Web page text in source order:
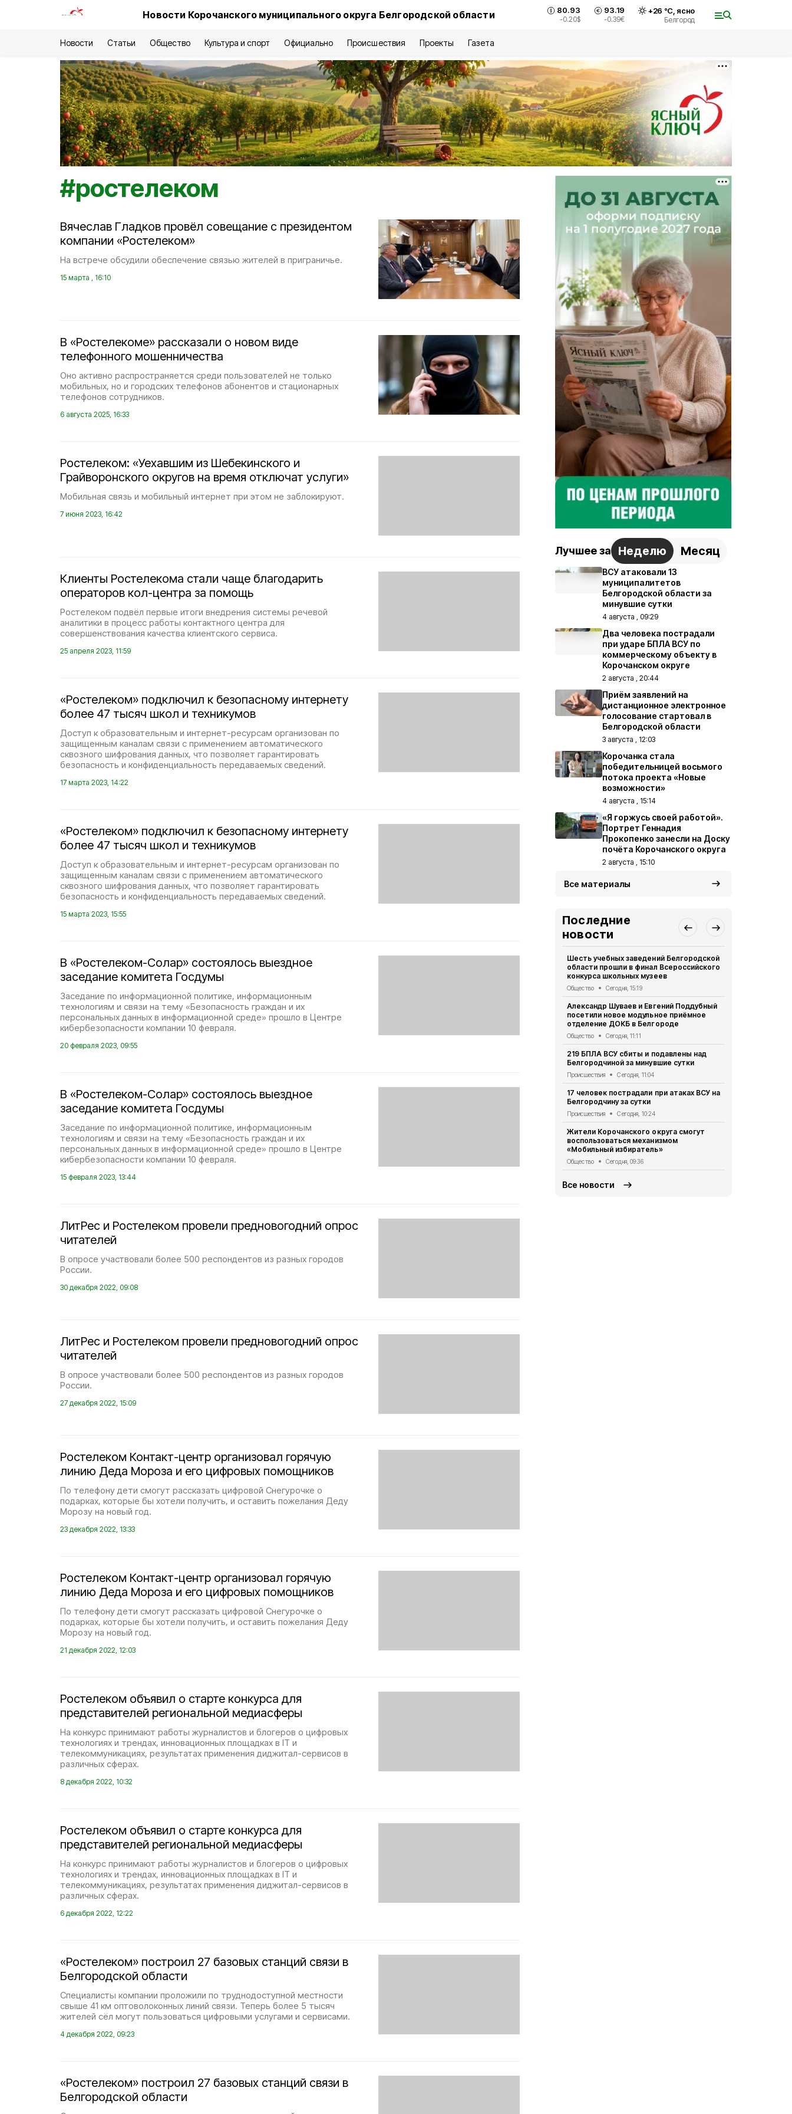
Новости Корочанского муниципального округа Белгородской области 80.93
-0.20$
93.19
-0.39€
+26 °С, ясно
Белгород
Новости Статьи Общество Культура и спорт Официально Происшествия Проекты Газета
#ростелеком
Вячеслав Гладков провёл совещание с президентом
компании «Ростелеком»
На встрече обсудили обеспечение связью жителей в приграничье.
15 марта , 16:10
В «Ростелекоме» рассказали о новом виде
телефонного мошенничества
Оно активно распространяется среди пользователей не только
мобильных, но и городских телефонов абонентов и стационарных
телефонов сотрудников.
6 августа 2025, 16:33
Ростелеком: «Уехавшим из Шебекинского и
Грайворонского округов на время отключат услуги»
Мобильная связь и мобильный интернет при этом не заблокируют.
7 июня 2023, 16:42
Клиенты Ростелекома стали чаще благодарить
операторов кол-центра за помощь
Ростелеком подвёл первые итоги внедрения системы речевой
аналитики в процесс работы контактного центра для
совершенствования качества клиентского сервиса.
25 апреля 2023, 11:59
«Ростелеком» подключил к безопасному интернету
более 47 тысяч школ и техникумов
Доступ к образовательным и интернет-ресурсам организован по
защищенным каналам связи с применением автоматического
сквозного шифрования данных, что позволяет гарантировать
безопасность и конфиденциальность передаваемых сведений.
17 марта 2023, 14:22
«Ростелеком» подключил к безопасному интернету
более 47 тысяч школ и техникумов
Доступ к образовательным и интернет-ресурсам организован по
защищенным каналам связи с применением автоматического
сквозного шифрования данных, что позволяет гарантировать
безопасность и конфиденциальность передаваемых сведений.
15 марта 2023, 15:55
В «Ростелеком-Солар» состоялось выездное
заседание комитета Госдумы
Заседание по информационной политике, информационным
технологиям и связи на тему «Безопасность граждан и их
персональных данных в информационной среде» прошло в Центре
кибербезопасности компании 10 февраля.
20 февраля 2023, 09:55
В «Ростелеком-Солар» состоялось выездное
заседание комитета Госдумы
Заседание по информационной политике, информационным
технологиям и связи на тему «Безопасность граждан и их
персональных данных в информационной среде» прошло в Центре
кибербезопасности компании 10 февраля.
15 февраля 2023, 13:44
ЛитРес и Ростелеком провели предновогодний опрос
читателей
В опросе участвовали более 500 респондентов из разных городов
России.
30 декабря 2022, 09:08
ЛитРес и Ростелеком провели предновогодний опрос
читателей
В опросе участвовали более 500 респондентов из разных городов
России.
27 декабря 2022, 15:09
Ростелеком Контакт-центр организовал горячую
линию Деда Мороза и его цифровых помощников
По телефону дети смогут рассказать цифровой Снегурочке о
подарках, которые бы хотели получить, и оставить пожелания Деду
Морозу на новый год.
23 декабря 2022, 13:33
Ростелеком Контакт-центр организовал горячую
линию Деда Мороза и его цифровых помощников
По телефону дети смогут рассказать цифровой Снегурочке о
подарках, которые бы хотели получить, и оставить пожелания Деду
Морозу на новый год.
21 декабря 2022, 12:03
Ростелеком объявил о старте конкурса для
представителей региональной медиасферы
На конкурс принимают работы журналистов и блогеров о цифровых
технологиях и трендах, инновационных площадках в IT и
телекоммуникациях, результатах применения диджитал-сервисов в
различных сферах.
8 декабря 2022, 10:32
Ростелеком объявил о старте конкурса для
представителей региональной медиасферы
На конкурс принимают работы журналистов и блогеров о цифровых
технологиях и трендах, инновационных площадках в IT и
телекоммуникациях, результатах применения диджитал-сервисов в
различных сферах.
6 декабря 2022, 12:22
«Ростелеком» построил 27 базовых станций связи в
Белгородской области
Специалисты компании проложили по труднодоступной местности
свыше 41 км оптоволоконных линий связи. Теперь более 5 тысяч
жителей сёл могут пользоваться цифровыми услугами и сервисами.
4 декабря 2022, 09:23
«Ростелеком» построил 27 базовых станций связи в
Белгородской области
Лучшее за Неделю Месяц
ВСУ атаковали 13
муниципалитетов
Белгородской области за
минувшие сутки
4 августа , 09:29
Два человека пострадали
при ударе БПЛА ВСУ по
коммерческому объекту в
Корочанском округе
2 августа , 20:44
Приём заявлений на
дистанционное электронное
голосование стартовал в
Белгородской области
3 августа , 12:03
Корочанка стала
победительницей восьмого
потока проекта «Новые
возможности»
4 августа , 15:14
«Я горжусь своей работой».
Портрет Геннадия
Прокопенко занесли на Доску
почёта Корочанского округа
2 августа , 15:10
Все материалы
Последние
новости
Шесть учебных заведений Белгородской
области прошли в финал Всероссийского
конкурса школьных музеев
Общество Сегодня, 15:19
Александр Шуваев и Евгений Поддубный
посетили новое модульное приёмное
отделение ДОКБ в Белгороде
Общество Сегодня, 11:11
219 БПЛА ВСУ сбиты и подавлены над
Белгородчиной за минувшие сутки
Происшествия Сегодня, 11:04
17 человек пострадали при атаках ВСУ на
Белгородчину за сутки
Происшествия Сегодня, 10:24
Жители Корочанского округа смогут
воспользоваться механизмом
«Мобильный избиратель»
Общество Сегодня, 09:36
Все новости